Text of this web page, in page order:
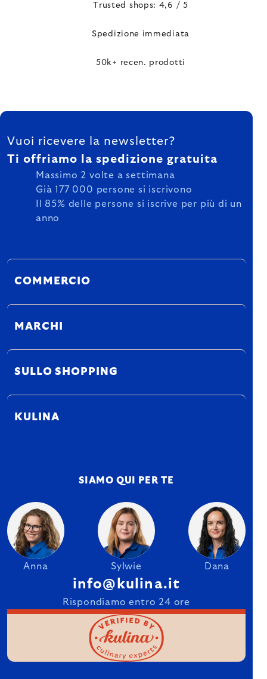
Trusted shops: 4,6 / 5
Spedizione immediata
50k+ recen. prodotti
FOOTER
Vuoi ricevere la newsletter?
Ti offriamo la spedizione gratuita
Massimo 2 volte a settimana
Già 177 000 persone si iscrivono
Il 85% delle persone si iscrive per più di un
anno
COMMERCIO
MARCHI
SULLO SHOPPING
KULINA
SIAMO QUI PER TE
Anna Sylwie Dana
info@kulina.it
Rispondiamo entro 24 ore